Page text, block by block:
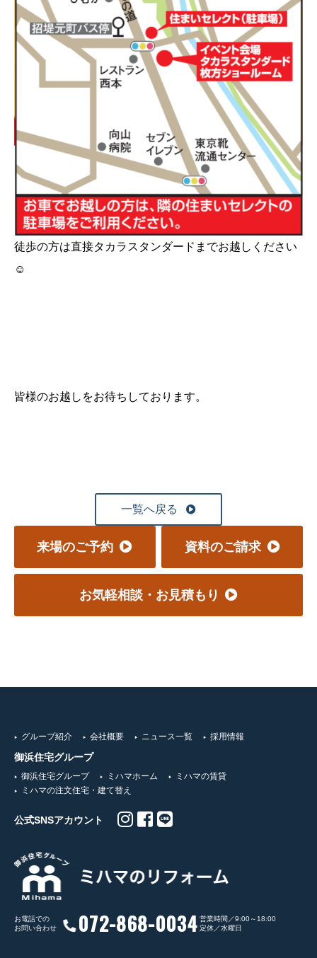
徒歩の方は直接タカラスタンダードまでお越しください
☺
皆様のお越しをお待ちしております。
一覧へ戻る
来場のご予約
お気軽相談・お見積もり
資料のご請求
グループ紹介 会社概要 ニュース一覧 採用情報
御浜住宅グループ
御浜住宅グループ ミハマホーム
ミハマの賃貸
ミハマの注文住宅・建て替え
公式SNSアカウント
お電話での
お問い合わせ
072-868-0034 営業時間／9:00～18:00
定休／水曜日